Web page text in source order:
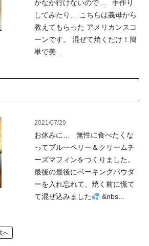
かなか行けないので… 手作り
してみたり… こちらは義母から
教えてもらった アメリカンスコ
ーンです。 混ぜて焼くだけ！簡
単で美...
2021/07/29
お休みに… 無性に食べたくな
ってブルーベリー＆クリームチ
ーズマフィンをつくりました。
最後の最後にベーキングパウダ
ーを入れ忘れて、焼く前に慌て
て混ぜ込みました
&nbs...
へ